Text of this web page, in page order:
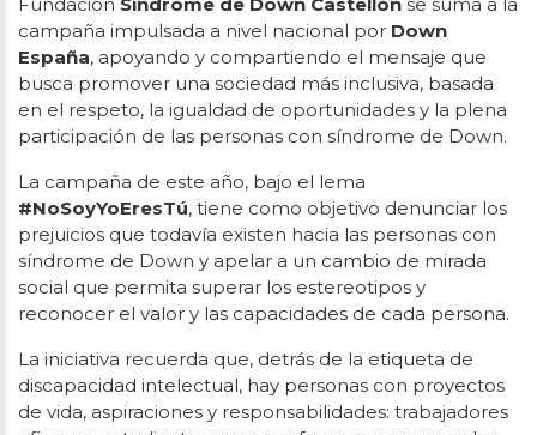
campaña impulsada a nivel nacional por Down
España, apoyando y compartiendo el mensaje que
busca promover una sociedad más inclusiva, basada
en el respeto, la igualdad de oportunidades y la plena
participación de las personas con síndrome de Down.
La campaña de este año, bajo el lema
#NoSoyYoEresTú, tiene como objetivo denunciar los
prejuicios que todavía existen hacia las personas con
síndrome de Down y apelar a un cambio de mirada
social que permita superar los estereotipos y
reconocer el valor y las capacidades de cada persona.
La iniciativa recuerda que, detrás de la etiqueta de
discapacidad intelectual, hay personas con proyectos
de vida, aspiraciones y responsabilidades: trabajadores